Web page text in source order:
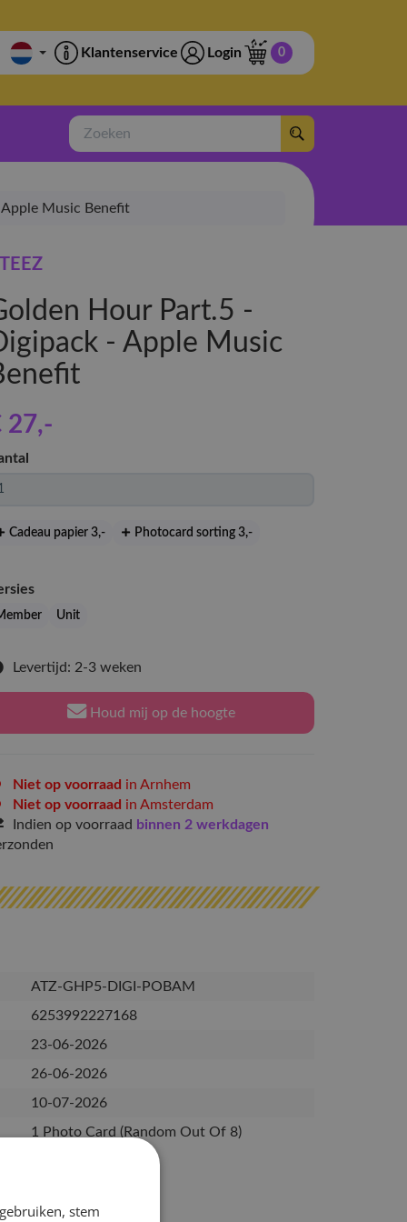
Klantenservice Login 0
Zoeken
Music Benefit
Hour Part.5 -
- Apple Music
27,-
Cadeau papier 3,- Photocard sorting 3,-
Unit
Levertijd: 2-3 weken
Houd mij op de hoogte
Niet op voorraad in Arnhem
Niet op voorraad in Amsterdam
Indien op voorraad binnen 2 werkdagen
ATZ-GHP5-DIGI-POBAM
6253992227168
23-06-2026
26-06-2026
10-07-2026
1 Photo Card (Random Out Of 8)
stem